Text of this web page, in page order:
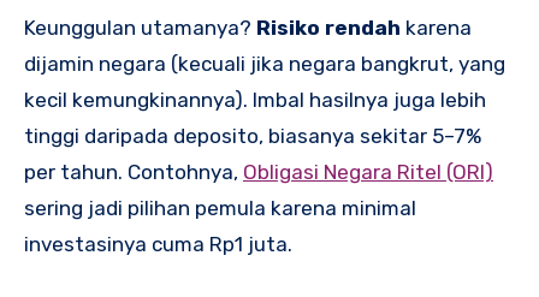
Keunggulan utamanya? Risiko rendah karena
dijamin negara (kecuali jika negara bangkrut, yang
kecil kemungkinannya). Imbal hasilnya juga lebih
tinggi daripada deposito, biasanya sekitar 5–7%
per tahun. Contohnya, Obligasi Negara Ritel (ORI)
sering jadi pilihan pemula karena minimal
investasinya cuma Rp1 juta.